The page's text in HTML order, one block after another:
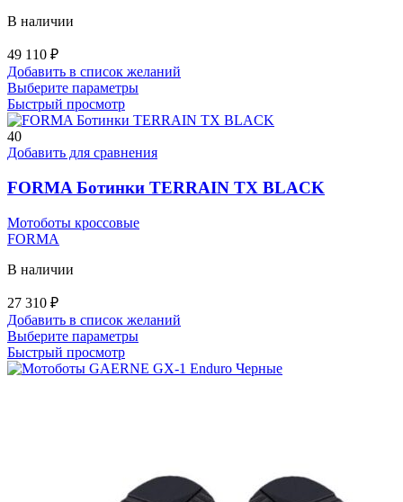
В наличии
49 110 ₽
Добавить в список желаний
Выберите параметрыЭтот
имеет
вариаций.
можно
выбрать
странице
Быстрый просмотр
40
Добавить для сравнения
FORMA Ботинки TERRAIN TX BLACK
Мотоботы кроссовые
FORMA
В наличии
27 310 ₽
Добавить в список желаний
Выберите параметрыЭтот
имеет
странице
товара.
Быстрый просмотр